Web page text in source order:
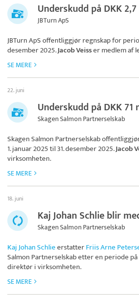
Underskudd på DKK
JBTurn ApS
JBTurn ApSoffentliggjør regnskap for
desember 2025.Jacob Veisser medlem af
SE MERE
22. juni
Underskudd på DKK 71
Skagen Salmon Partnerselskab
Skagen Salmon Partnerselskab
1. januar 2025 til 31. desember 2025.Jacob
virksomheten.
SE MERE
18. juni
Kaj Johan Schlie blir
Skagen Salmon Partnerselskab
Kaj Johan SchlieerstatterFriis Arne
Salmon Partnerselskabetter en periode på
direktør i virksomheten.
SE MERE